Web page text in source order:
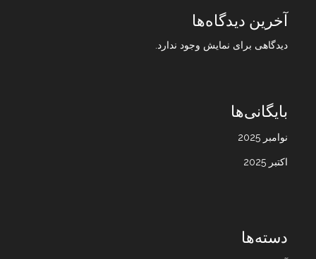
آخرین دیدگاه‌ها
دیدگاهی برای نمایش وجود ندارد.
بایگانی‌ها
نوامبر 2025
اکتبر 2025
دسته‌ها